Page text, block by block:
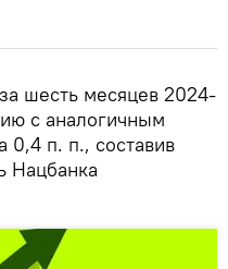
шесть месяцев 2024-
с аналогичным
0,4 п. п., составив
Нацбанка